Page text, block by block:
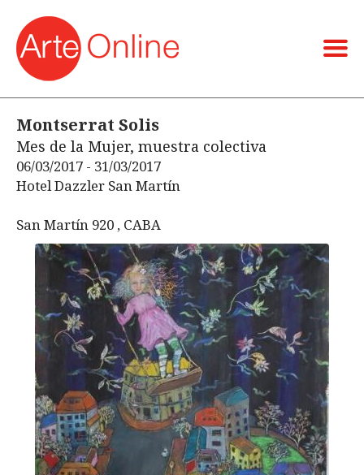
Montserrat Solis
Mes de la Mujer, muestra colectiva
06/03/2017 - 31/03/2017
Hotel Dazzler San Martín
San Martín 920 , CABA